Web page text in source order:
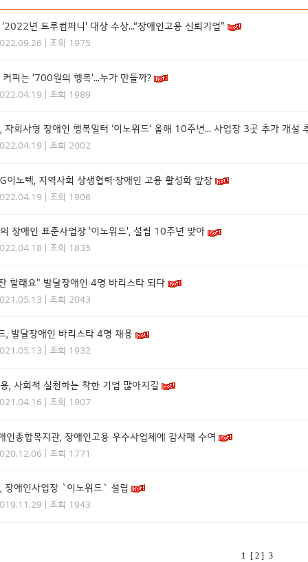
'2022년 트루컴퍼니' 대상 수상…“장애인고용 신뢰기업”
| 조회 1975
커피는 '700원의 행복'…누가 만들까?
| 조회 1989
자회사형 장애인 행복일터 ‘이노위드’ 올해 10주년… 사업장 3곳 추가 개설
| 조회 2002
이노텍, 지역사회 상생협력·장애인 고용 활성화 앞장
| 조회 1906
장애인 표준사업장 '이노위드', 설립 10주년 맞아
| 조회 1835
할래요" 발달장애인 4명 바리스타 되다
| 조회 2043
, 발달장애인 바리스타 4명 채용
| 조회 1932
, 사회적 실천하는 착한 기업 많아지길
| 조회 1907
인종합복지관, 장애인고용 우수사업체에 감사패 수여
| 조회 1771
장애인사업장 `이노위드` 설립
| 조회 1943
1 [ 2 ] 3